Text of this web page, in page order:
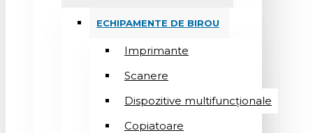
ECHIPAMENTE DE BIROU
Imprimante
Scanere
Dispozitive multifuncționale
Copiatoare